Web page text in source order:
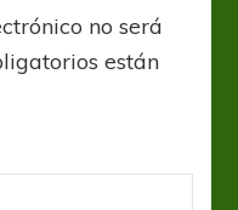
no será
están